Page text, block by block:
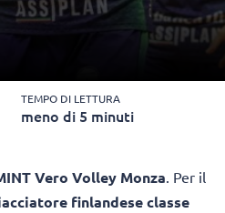
TEMPO DI LETTURA
meno di 5 minuti
Vero Volley Monza. Per il
finlandese classe